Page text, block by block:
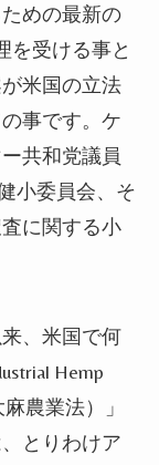
めの最新の
を受ける事と
米国の立法
の事です。 ケ
共和党議員
小委員会、 そ
に関する小
、米国で何
Hemp
麻農業法）」
とりわけア